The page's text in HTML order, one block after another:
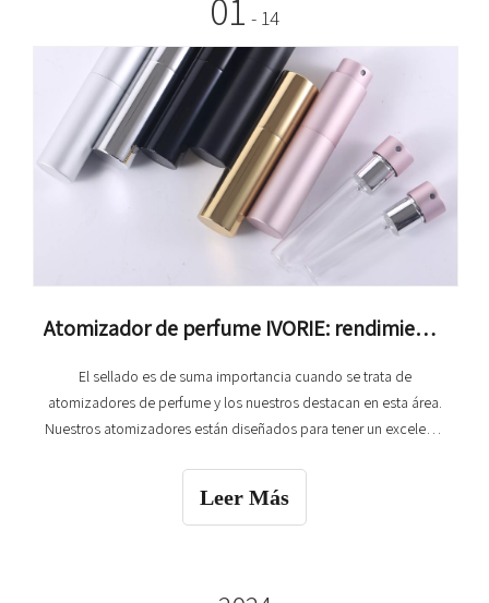
01 - 14
Atomizador de perfume IVORIE: rendimiento de sellado superior
El sellado es de suma importancia cuando se trata de
atomizadores de perfume y los nuestros destacan en esta área.
Nuestros atomizadores están diseñados para tener un excelente
100%. Esto asegura que el atomizador pueda ingenio
Leer Más